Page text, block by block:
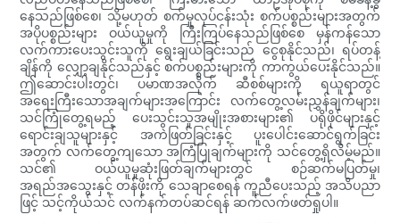
နေသည်ဖြစ်စေ၊ သို့မဟုတ် စက်မှုလုပ်ငန်းသုံး စက်ပစ္စည်းများအတွက်
အပိုပစ္စည်းများ ဝယ်ယူမှုကို ကြီးကြပ်နေသည်ဖြစ်စေ မှန်ကန်သော
လက်ကားပေးသွင်းသူကို ရွေးချယ်ခြင်းသည် ငွေစုနိုင်သည်၊ ရပ်တန့်
ချိန်ကို လျှော့ချနိုင်သည်နှင့် စက်ပစ္စည်းများကို ကာကွယ်ပေးနိုင်သည်။
ဤဆောင်းပါးတွင်၊ ပမာဏအလိုက် ဆီစစ်များကို ရယူရာတွင်
အရေးကြီးသောအချက်များအကြောင်း လက်တွေ့လမ်းညွှန်ချက်များ၊
သင်ကြုံတွေ့ရမည့် ပေးသွင်းသူအမျိုးအစားများ၏ ပရိုဖိုင်များနှင့်
ရောင်းချသူများနှင့် အကဲဖြတ်ခြင်းနှင့် ပူးပေါင်းဆောင်ရွက်ခြင်း
အတွက် လက်တွေ့ကျသော အကြံပြုချက်များကို သင်တွေ့ရှိလိမ့်မည်။
သင်၏ ဝယ်ယူမှုဆုံးဖြတ်ချက်များတွင် စဉ်ဆက်မပြတ်မှု၊
အရည်အသွေးနှင့် တန်ဖိုးကို သေချာစေရန် ကူညီပေးသည့် အသိပညာ
ဖြင့် သင့်ကိုယ်သင် လက်နက်တပ်ဆင်ရန် ဆက်လက်ဖတ်ရှုပါ။